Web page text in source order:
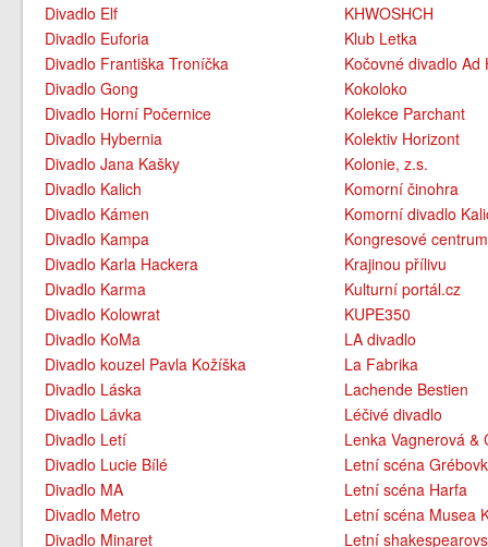
Divadlo Elf
Divadlo Euforia
Divadlo Františka Troníčka
Divadlo Gong
Divadlo Horní Počernice
Divadlo Hybernia
Divadlo Jana Kašky
Divadlo Kalich
Divadlo Kámen
Divadlo Kampa
Divadlo Karla Hackera
Divadlo Karma
Divadlo Kolowrat
Divadlo KoMa
Divadlo kouzel Pavla Kožíška
Divadlo Láska
Divadlo Lávka
Divadlo Letí
Divadlo Lucie Bílé
Divadlo MA
Divadlo Metro
Divadlo Minaret
KHWOSHCH
Klub Letka
Kočovné divadlo Ad
Kokoloko
Kolekce Parchant
Kolektiv Horizont
Kolonie, z.s.
Komorní činohra
Komorní divadlo
Kongresové centrum
Krajinou přílivu
Kulturní portál.cz
KUPE350
LA divadlo
La Fabrika
Lachende Bestien
Léčivé divadlo
Lenka Vagnerová &
Letní scéna
Letní scéna Harfa
Letní scéna Musea
Letní